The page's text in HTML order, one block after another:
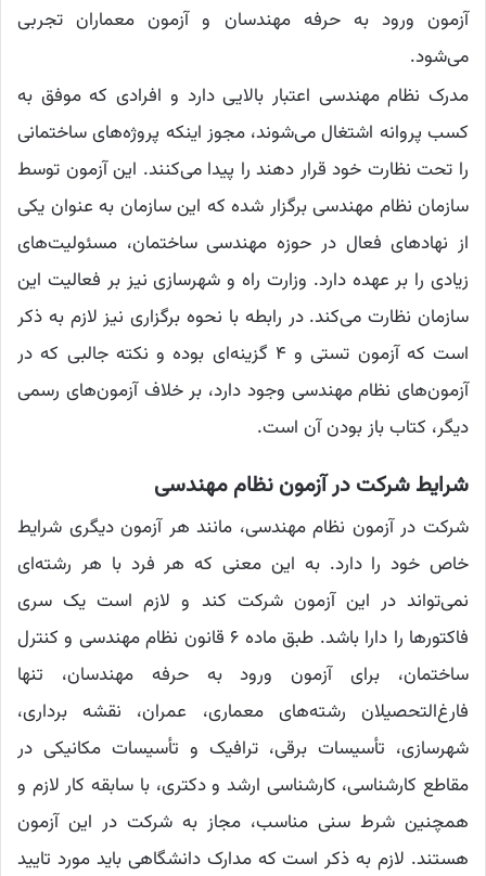
آزمون ورود به حرفه مهندسان و آزمون معماران تجربی
می‌شود.
مدرک نظام مهندسی اعتبار بالایی دارد و افرادی که موفق به
کسب پروانه اشتغال می‌شوند، مجوز اینکه پروژه‌های ساختمانی
را تحت نظارت خود قرار دهند را پیدا می‌کنند. این آزمون توسط
سازمان نظام مهندسی برگزار شده که این سازمان به عنوان یکی
از نهادهای فعال در حوزه مهندسی ساختمان، مسئولیت‌های
زیادی را بر عهده دارد. وزارت راه و شهرسازی نیز بر فعالیت این
سازمان نظارت می‌کند. در رابطه با نحوه برگزاری نیز لازم به ذکر
است که آزمون تستی و ۴ گزینه‌ای بوده و نکته جالبی که در
آزمون‌های نظام مهندسی وجود دارد، بر خلاف آزمون‌های رسمی
دیگر، کتاب باز بودن آن است.
شرایط شرکت در آزمون نظام مهندسی
شرکت در آزمون نظام مهندسی، مانند هر آزمون دیگری شرایط
خاص خود را دارد. به این معنی که هر فرد با هر رشته‌ای
نمی‌تواند در این آزمون شرکت کند و لازم است یک سری
فاکتورها را دارا باشد. طبق ماده ۶ قانون نظام مهندسی و کنترل
ساختمان، برای آزمون ورود به حرفه مهندسان، تنها
فارغ‌التحصیلان رشته‌های معماری، عمران، نقشه برداری،
شهرسازی، تأسیسات برقی، ترافیک و تأسیسات مکانیکی در
مقاطع کارشناسی، کارشناسی ارشد و دکتری، با سابقه کار لازم و
همچنین شرط سنی مناسب، مجاز به شرکت در این آزمون
هستند. لازم به ذکر است که مدارک دانشگاهی باید مورد تایید